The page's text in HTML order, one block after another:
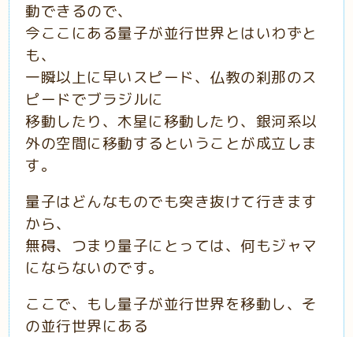
動できるので、
今ここにある量子が並行世界とはいわずと
も、
一瞬以上に早いスピード、仏教の刹那のス
ピードでブラジルに
移動したり、木星に移動したり、銀河系以
外の空間に移動するということが成立しま
す。
量子はどんなものでも突き抜けて行きます
から、
無碍、つまり量子にとっては、何もジャマ
にならないのです。
ここで、もし量子が並行世界を移動し、そ
の並行世界にある